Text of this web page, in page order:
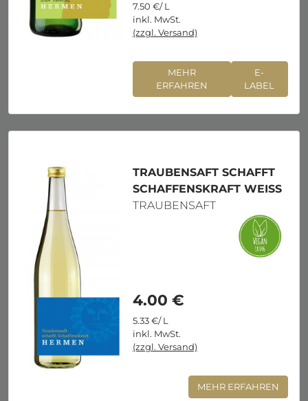
7.50 €/ L
inkl. MwSt.
(zzgl. Versand)
MEHR
ERFAHREN
E-
LABEL
TRAUBENSAFT SCHAFFT
SCHAFFENSKRAFT WEISS
TRAUBENSAFT
4.00 €
5.33 €/ L
inkl. MwSt.
(zzgl. Versand)
MEHR ERFAHREN